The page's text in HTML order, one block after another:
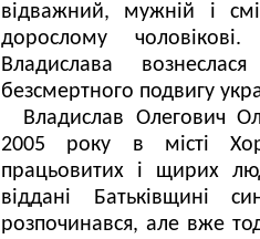
відважний, мужній і
дорослому
Владислава
безсмертного подвигу
Владислав Олегович
2005 року в місті
працьовитих і щирих
віддані Батьківщині
розпочинався, але вже